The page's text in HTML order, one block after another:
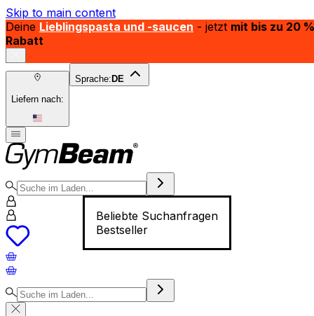
Skip to main content
Deine Lieblingspasta und -saucen - jetzt mit bis zu 20 %
Rabatt
Liefern nach:
Sprache: DE
Beliebte Suchanfragen
Bestseller